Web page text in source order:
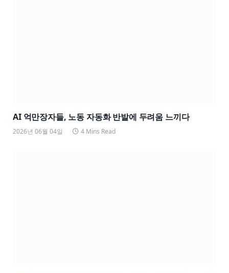
AI 억만장자들, 노동 자동화 반발에 두려움 느끼다
2026년 06월 04일 4 Mins Read